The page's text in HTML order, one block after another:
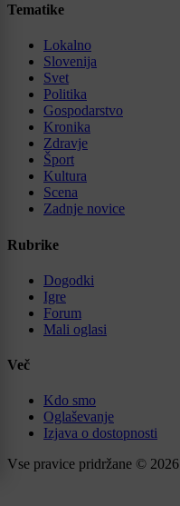
Tematike
Lokalno
Slovenija
Svet
Politika
Gospodarstvo
Kronika
Zdravje
Šport
Kultura
Scena
Zadnje novice
Rubrike
Dogodki
Igre
Forum
Mali oglasi
Več
Kdo smo
Oglaševanje
Izjava o dostopnosti
Vse pravice pridržane © 2026